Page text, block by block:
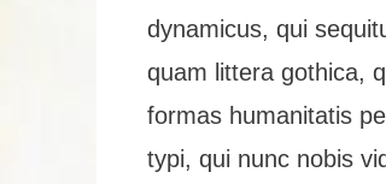
dynamicus, qui
quam littera gothica,
formas humanitatis
typi, qui nunc nobis